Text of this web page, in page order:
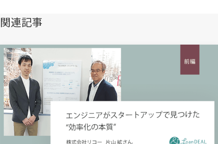
す） す） す）
関連記事